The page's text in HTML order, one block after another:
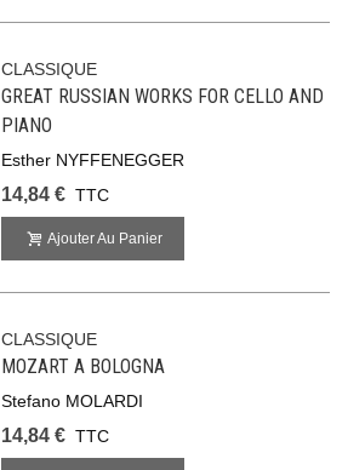
CLASSIQUE
GREAT RUSSIAN WORKS FOR CELLO AND
PIANO
Esther NYFFENEGGER
14,84 € TTC
Ajouter Au Panier
CLASSIQUE
MOZART A BOLOGNA
Stefano MOLARDI
14,84 € TTC